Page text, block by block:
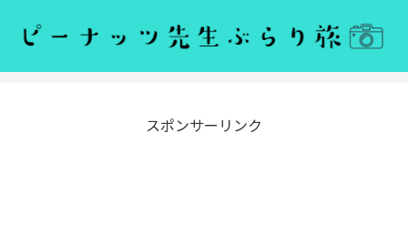
スポンサーリンク